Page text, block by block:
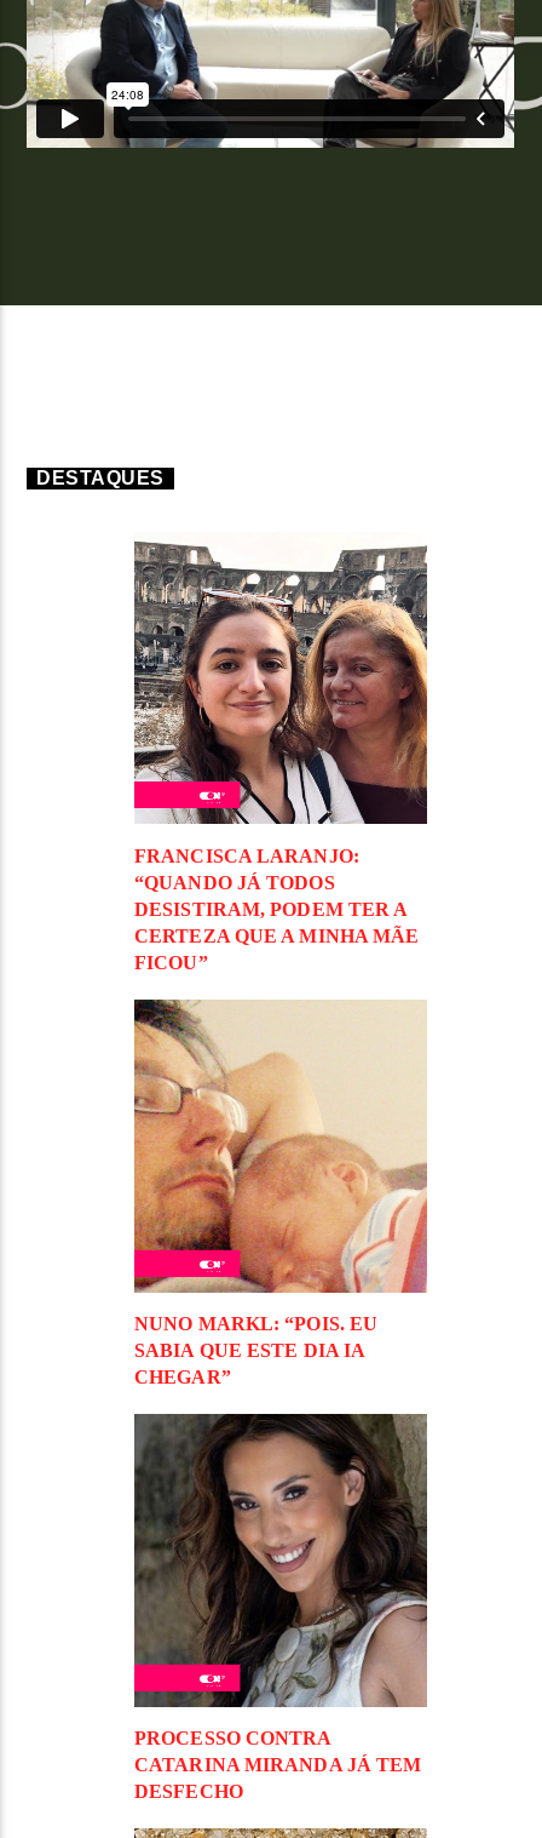
FAIXA ATUAL
TÍTULO
ARTISTA
ON FM
DESTAQUES
FRANCISCA LARANJO:
“QUANDO JÁ TODOS
DESISTIRAM, PODEM TER A
CERTEZA QUE A MINHA MÃE
FICOU”
NUNO MARKL: “POIS. EU
SABIA QUE ESTE DIA IA
CHEGAR”
PROCESSO CONTRA
CATARINA MIRANDA JÁ TEM
DESFECHO